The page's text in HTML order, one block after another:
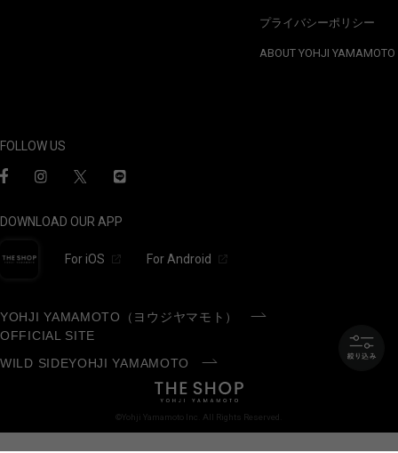
プライバシーポリシー
ABOUT YOHJI YAMAMOTO
FOLLOW US
DOWNLOAD OUR APP
For iOS For Android
YOHJI YAMAMOTO（ヨウジヤマモト）
OFFICIAL SITE
WILD SIDEYOHJI YAMAMOTO
©Yohji Yamamoto Inc. All Rights Reserved.